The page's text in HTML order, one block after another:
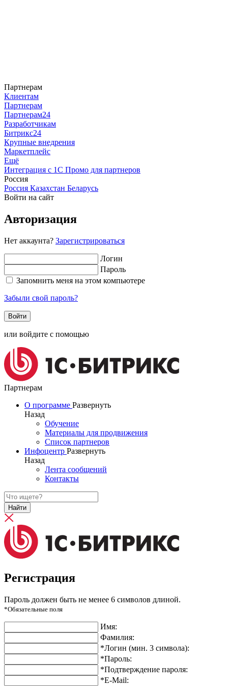
Партнерам
Клиентам
Партнерам
Партнерам24
Разработчикам
Битрикс24
Крупные внедрения
Маркетплейс
Ещё
Интеграция с 1С Промо для партнеров
Россия
Россия Казахстан Беларусь
Войти на сайт
Авторизация
Нет аккаунта? Зарегистрироваться
Логин
Пароль
Запомнить меня на этом компьютере
Забыли свой пароль?
или войдите с помощью
Партнерам
О программе Развернуть
Назад
Обучение
Материалы для продвижения
Список партнеров
Инфоцентр Развернуть
Назад
Лента сообщений
Контакты
Найти
Регистрация
Пароль должен быть не менее 6 символов длиной.
*Обязательные поля
Имя:
Фамилия:
*Логин (мин. 3 символа):
*Пароль:
*Подтверждение пароля:
*E-Mail: